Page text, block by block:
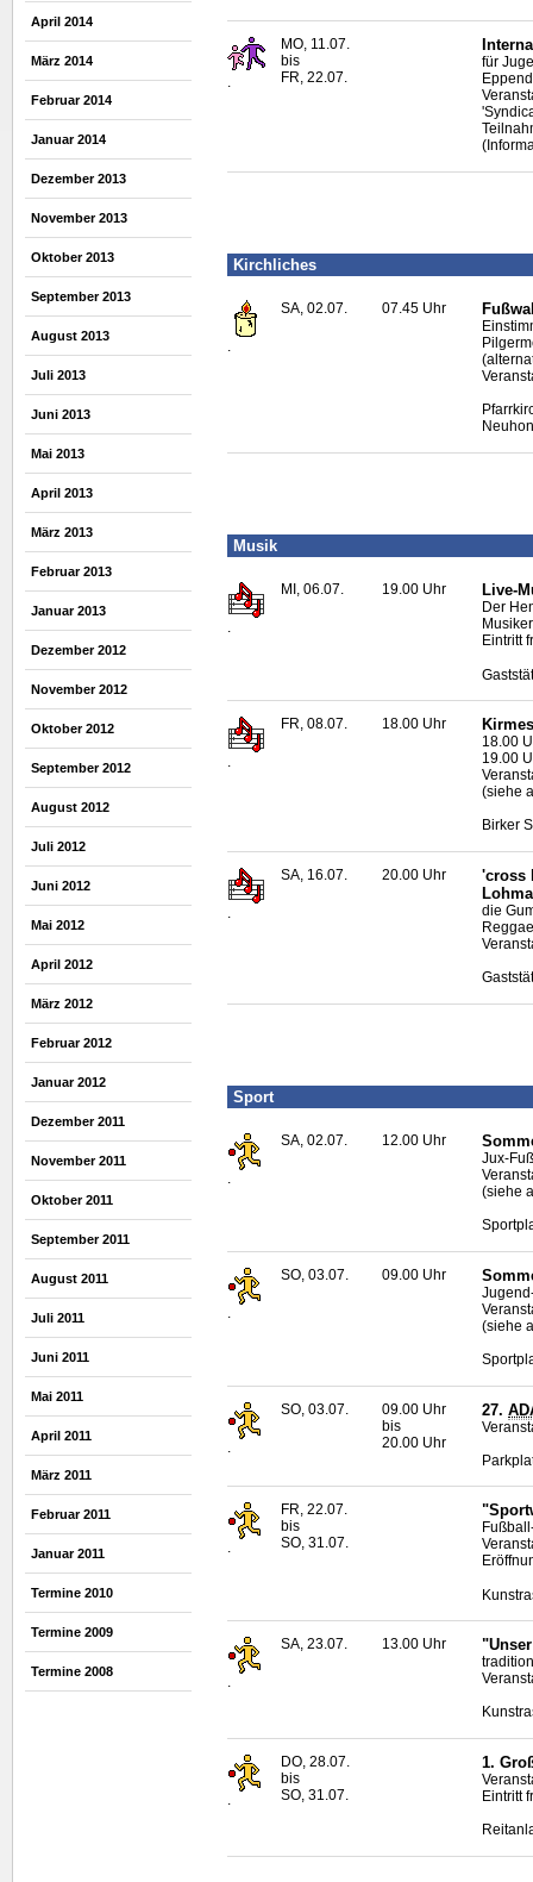
April 2014
März 2014
Februar 2014
Januar 2014
Dezember 2013
November 2013
Oktober 2013
September 2013
August 2013
Juli 2013
Juni 2013
Mai 2013
April 2013
März 2013
Februar 2013
Januar 2013
Dezember 2012
November 2012
Oktober 2012
September 2012
August 2012
Juli 2012
Juni 2012
Mai 2012
April 2012
März 2012
Februar 2012
Januar 2012
Dezember 2011
November 2011
Oktober 2011
September 2011
August 2011
Juli 2011
Juni 2011
Mai 2011
April 2011
März 2011
Februar 2011
Januar 2011
Termine 2010
Termine 2009
Termine 2008
.
MO, 11.07.
bis
FR, 22.07.
für
Kirchliches
.
SA, 02.07. 07.45 Uhr
Musik
.
MI, 06.07. 19.00 Uhr Live-
Der
Eintritt
.
FR, 08.07. 18.00 Uhr
18.00
19.00
(siehe
Birker
SA, 16.07. 20.00 Uhr
'cross
die
Sport
.
SA, 02.07. 12.00 Uhr
Jux-
(siehe
SO, 03.07. 09.00 Uhr
(siehe
SO, 03.07.
09.00 Uhr
bis
20.00 Uhr
27.
.
FR, 22.07.
bis
SO, 31.07.
.
SA, 23.07. 13.00 Uhr
.
DO, 28.07.
bis
SO, 31.07.
1.
Eintritt